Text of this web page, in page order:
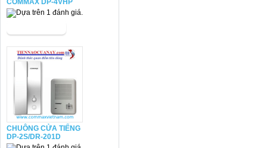
COMMAX DP-4VHP
CHUÔNG CỬA TIẾNG
DP-2S/DR-201D